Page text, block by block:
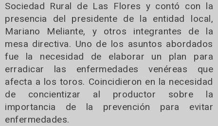
Sociedad Rural de Las Flores y contó con la
presencia del presidente de la entidad local,
Mariano Meliante, y otros integrantes de la
mesa directiva. Uno de los asuntos abordados
fue la necesidad de elaborar un plan para
erradicar las enfermedades venéreas que
afecta a los toros. Coincidieron en la necesidad
de concientizar al productor sobre la
importancia de la prevención para evitar
enfermedades.